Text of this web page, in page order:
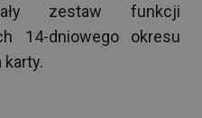
zestaw funkcji
14-dniowego okresu
karty.